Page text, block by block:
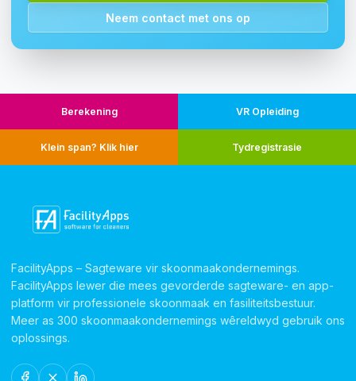
Neem contact met ons op
Berekening VR Opleiding
Klein span? Klik hier Tydregistrasie
FacilityApps – Sagteware vir skoonmaakondernemings.
FacilityApps lewer die mees gevorderde sagteware- en app-
platform vir professionele skoonmaak en fasiliteitsbestuur.
Meer as 300 skoonmaakondernemings wêreldwyd gebruik ons
oplossings.